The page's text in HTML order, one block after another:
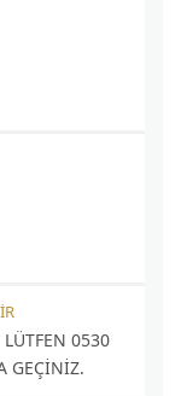
LÜTFEN 0530
GEÇİNİZ.